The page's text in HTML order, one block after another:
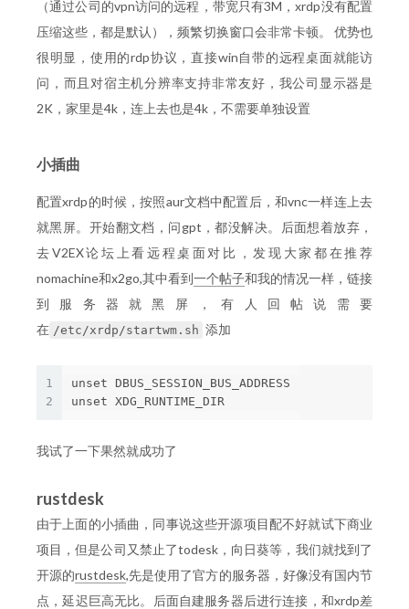
（通过公司的vpn访问的远程，带宽只有3M，xrdp没有配置
压缩这些，都是默认），频繁切换窗口会非常卡顿。 优势也
很明显，使用的rdp协议，直接win自带的远程桌面就能访
问，而且对宿主机分辨率支持非常友好，我公司显示器是
2K，家里是4k，连上去也是4k，不需要单独设置
小插曲
配置xrdp的时候，按照aur文档中配置后，和vnc一样连上去
就黑屏。开始翻文档，问gpt，都没解决。后面想着放弃，
去V2EX论坛上看远程桌面对比，发现大家都在推荐
nomachine和x2go,其中看到一个帖子和我的情况一样，链接
到服务器就黑屏，有人回帖说需要
在 /etc/xrdp/startwm.sh 添加
1
2
unset DBUS_SESSION_BUS_ADDRESS
我试了一下果然就成功了
rustdesk
由于上面的小插曲，同事说这些开源项目配不好就试下商业
项目，但是公司又禁止了todesk，向日葵等，我们就找到了
开源的rustdesk,先是使用了官方的服务器，好像没有国内节
点，延迟巨高无比。后面自建服务器后进行连接，和xrdp差